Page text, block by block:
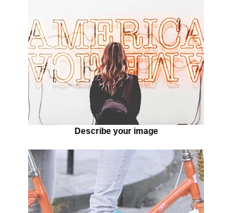
Describe your image